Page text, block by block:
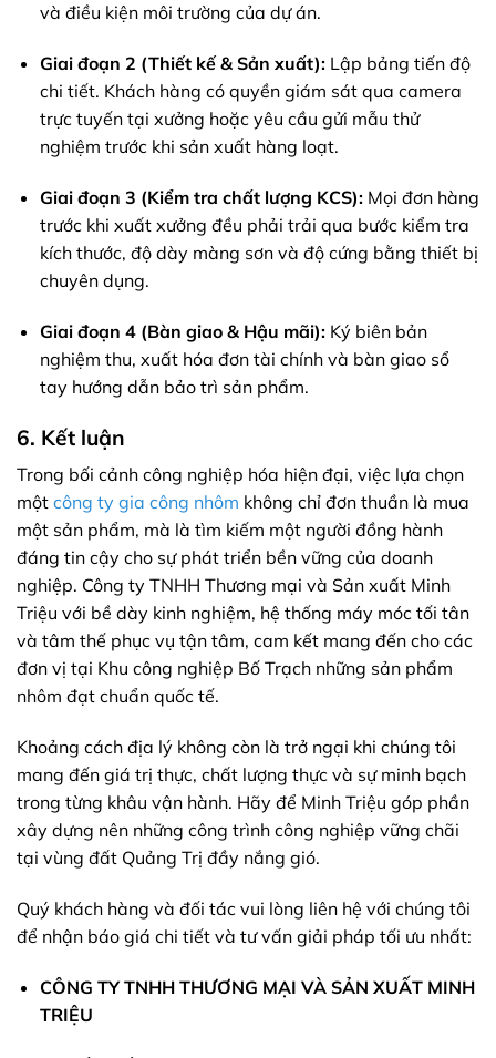
và điều kiện môi trường của dự án.
Giai đoạn 2 (Thiết kế & Sản xuất):Lập bảng tiến độ
chi tiết. Khách hàng có quyền giám sát qua camera
trực tuyến tại xưởng hoặc yêu cầu gửi mẫu thử
nghiệm trước khi sản xuất hàng loạt.
Giai đoạn 3 (Kiểm tra chất lượng KCS):Mọi đơn hàng
trước khi xuất xưởng đều phải trải qua bước kiểm tra
kích thước, độ dày màng sơn và độ cứng bằng thiết bị
chuyên dụng.
Giai đoạn 4 (Bàn giao & Hậu mãi):Ký biên bản
nghiệm thu, xuất hóa đơn tài chính và bàn giao sổ
tay hướng dẫn bảo trì sản phẩm.
6. Kết luận
Trong bối cảnh công nghiệp hóa hiện đại, việc lựa chọn
một công ty gia công nhôm không chỉ đơn thuần là mua
một sản phẩm, mà là tìm kiếm một người đồng hành
đáng tin cậy cho sự phát triển bền vững của doanh
nghiệp. Công ty TNHH Thương mại và Sản xuất Minh
Triệu với bề dày kinh nghiệm, hệ thống máy móc tối tân
và tâm thế phục vụ tận tâm, cam kết mang đến cho các
đơn vị tại Khu công nghiệp Bố Trạch những sản phẩm
nhôm đạt chuẩn quốc tế.
Khoảng cách địa lý không còn là trở ngại khi chúng tôi
mang đến giá trị thực, chất lượng thực và sự minh bạch
trong từng khâu vận hành. Hãy để Minh Triệu góp phần
xây dựng nên những công trình công nghiệp vững chãi
tại vùng đất Quảng Trị đầy nắng gió.
Quý khách hàng và đối tác vui lòng liên hệ với chúng tôi
để nhận báo giá chi tiết và tư vấn giải pháp tối ưu nhất:
CÔNG TY TNHH THƯƠNG MẠI VÀ SẢN XUẤT MINH
TRIỆU